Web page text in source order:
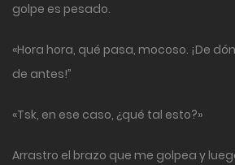
golpe es pesado.
«Hora hora, qué pasa, mocoso. ¡De
de antes!”
«Tsk, en ese caso, ¿qué tal esto?»
Arrastro el brazo que me golpea y